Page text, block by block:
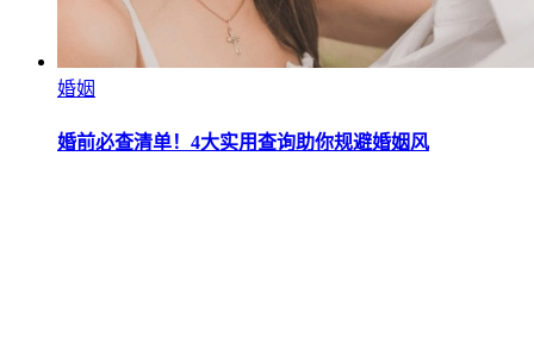
婚姻
婚前必查清单！4大实用查询助你规避婚姻风